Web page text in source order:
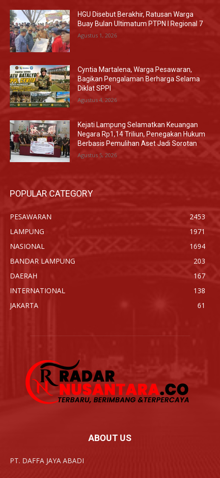
HGU Disebut Berakhir, Ratusan Warga
Buay Bulan Ultimatum PTPN I Regional 7
Agustus 1, 2026
Cyntia Martalena, Warga Pesawaran,
Bagikan Pengalaman Berharga Selama
Diklat SPPI
Agustus 4, 2026
Kejati Lampung Selamatkan Keuangan
Negara Rp1,14 Triliun, Penegakan Hukum
Berbasis Pemulihan Aset Jadi Sorotan
Agustus 5, 2026
POPULAR CATEGORY
PESAWARAN
2453
LAMPUNG
1971
NASIONAL
1694
BANDAR LAMPUNG
203
DAERAH
167
INTERNATIONAL
138
JAKARTA
61
ABOUT US
PT. DAFFA JAYA ABADI